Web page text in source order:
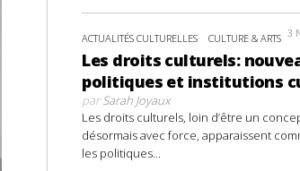
ACTUALITÉS CULTURELLES CULTURE & ARTS 3
Les droits culturels:
politiques et institutions
parSarah Joyaux
Les droits culturels, loin d’être un
désormais avec force, apparaissent
les politiques...